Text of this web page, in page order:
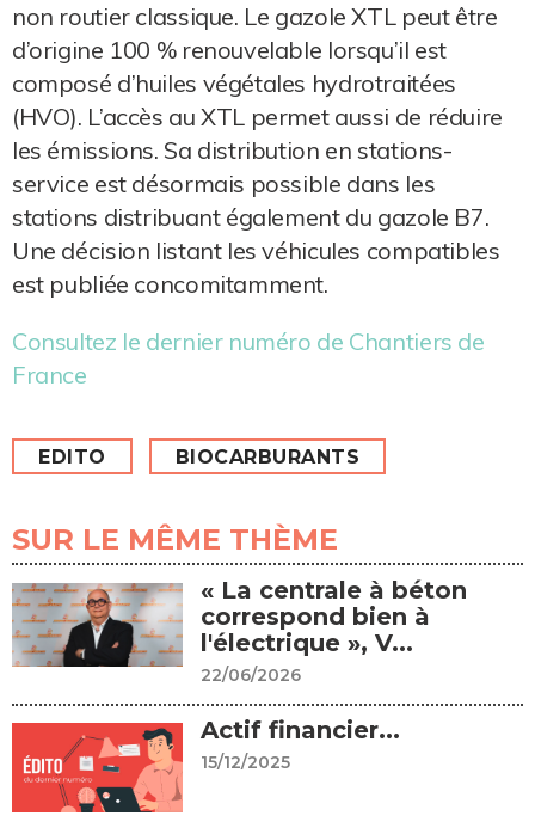
non routier classique. Le gazole XTL peut être
d’origine 100 % renouvelable lorsqu’il est
composé d’huiles végétales hydrotraitées
(HVO). L’accès au XTL permet aussi de réduire
les émissions. Sa distribution en stations-
service est désormais possible dans les
stations distribuant également du gazole B7.
Une décision listant les véhicules compatibles
est publiée concomitamment.
Consultez le dernier numéro de Chantiers de
France
EDITO BIOCARBURANTS
SUR LE MÊME THÈME
« La centrale à béton
correspond bien à
l'électrique », V...
22/06/2026
Actif financier...
15/12/2025